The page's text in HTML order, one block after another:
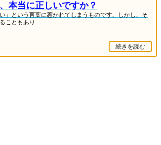
本当に正しいですか？
」という言葉に惹かれてしまうものです。しかし、そ
こともあり...
続きを読む